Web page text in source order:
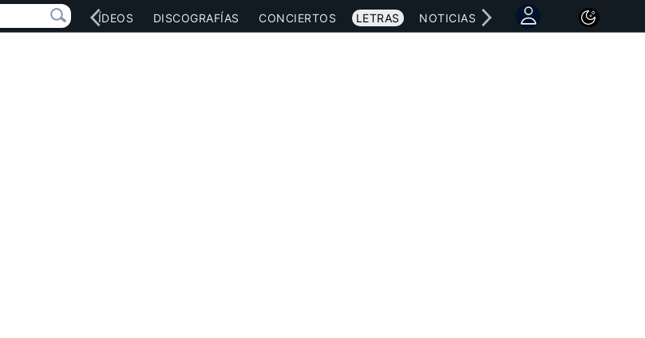
MÚSICA VÍDEOS DISCOGRAFÍAS CONCIERTOS LETRAS NOTICIAS